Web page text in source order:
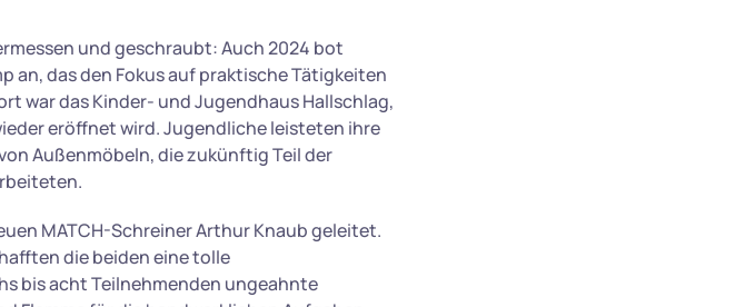
und geschraubt: Auch 2024 bot
an, das den Fokus auf praktische Tätigkeiten
war das Kinder- und Jugendhaus Hallschlag,
eröffnet wird. Jugendliche leisteten ihre
Außenmöbeln, die zukünftig Teil der
MATCH-Schreiner Arthur Knaub geleitet.
die beiden eine tolle
bis acht Teilnehmenden ungeahnte